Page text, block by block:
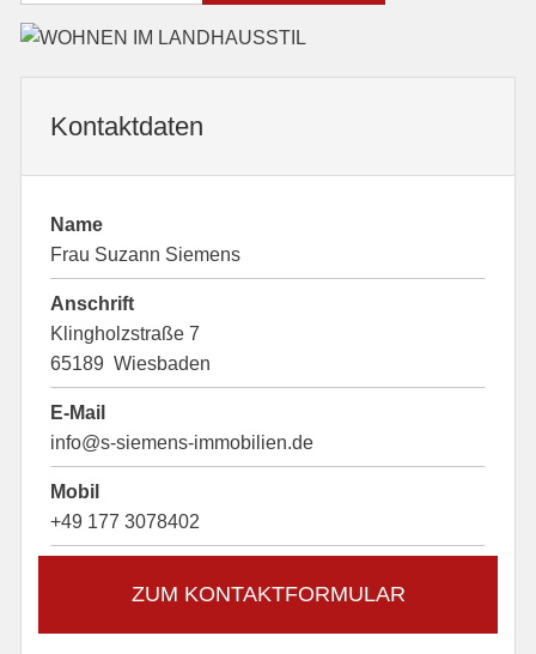
Kontaktdaten
Name
Frau Suzann Siemens
Anschrift
Klingholzstraße 7
65189 Wiesbaden
E-Mail
info@s-siemens-immobilien.de
Mobil
+49 177 3078402
ZUM KONTAKTFORMULAR